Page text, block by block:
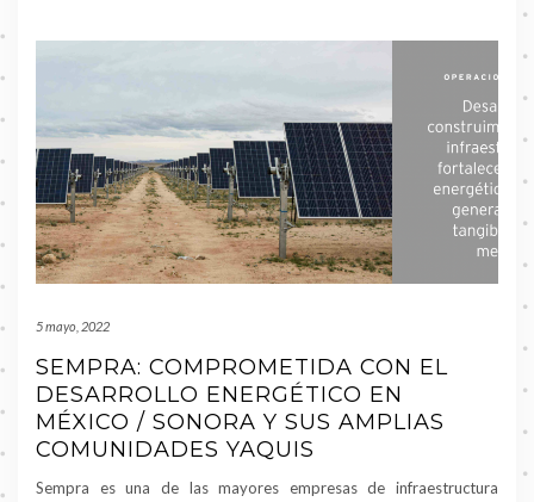
5 mayo, 2022
SEMPRA: COMPROMETIDA CON EL
DESARROLLO ENERGÉTICO EN
MÉXICO / SONORA Y SUS AMPLIAS
COMUNIDADES YAQUIS
Sempra es una de las mayores empresas de infraestructura